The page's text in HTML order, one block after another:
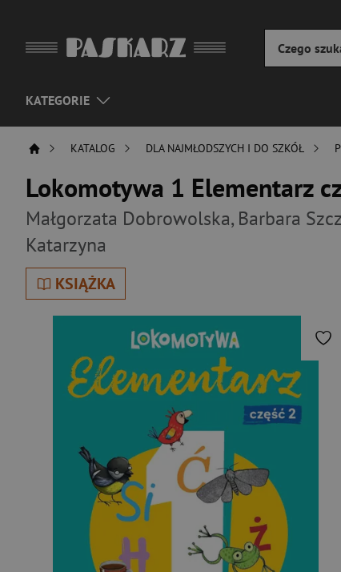
KATEGORIE
KATALOG DLA NAJMŁODSZYCH I DO SZKÓŁ
Lokomotywa 1 Elementarz
Małgorzata Dobrowolska, Barbara
Katarzyna
KSIĄŻKA